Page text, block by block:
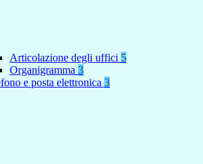
Articolazione degli uffici 5
Organigramma 3
e posta elettronica 3